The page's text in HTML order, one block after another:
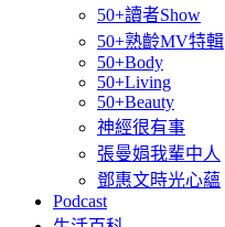
50+讀者Show
50+熟齡MV特輯
50+Body
50+Living
50+Beauty
神經很有事
張曼娟我輩中人
鄧惠文時光心蘊
Podcast